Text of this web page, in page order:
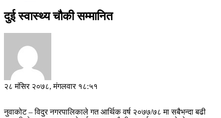
दुई स्वास्थ्य चौकी सम्मानित
२८ मंसिर २०७८, मंगलवार १८:५१
नुवाकोट – विदुर नगरपालिकाले गत आर्थिक वर्ष २०७७/७८ मा सबैभन्दा बढी